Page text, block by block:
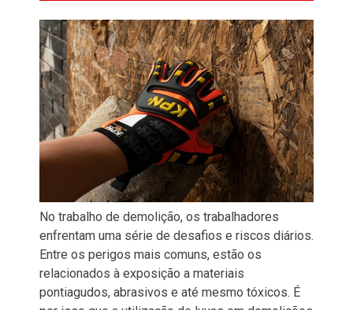
No trabalho de demolição, os trabalhadores
enfrentam uma série de desafios e riscos diários.
Entre os perigos mais comuns, estão os
relacionados à exposição a materiais
pontiagudos, abrasivos e até mesmo tóxicos. É